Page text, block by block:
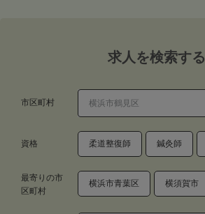
求人を検索する
市区町村
資格 柔道整復師 鍼灸師
最寄りの市
区町村
横浜市青葉区 横須賀市